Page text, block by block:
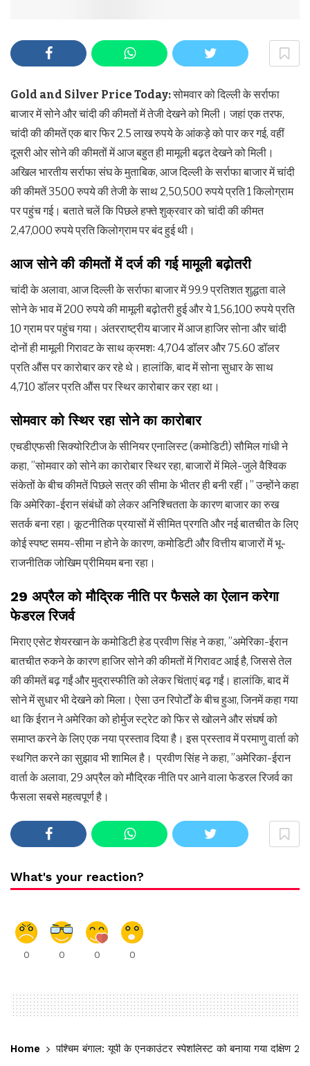
Gold and Silver Price Today:सोमवार को दिल्ली के सर्राफा
बाजार में सोने और चांदी की कीमतों में तेजी देखने को मिली। जहां एक तरफ,
चांदी की कीमतें एक बार फिर 2.5 लाख रुपये के आंकड़े को पार कर गई, वहीं
दूसरी ओर सोने की कीमतों में आज बहुत ही मामूली बढ़त देखने को मिली।
अखिल भारतीय सर्राफा संघ के मुताबिक, आज दिल्ली के सर्राफा बाजार में चांदी
की कीमतें 3500 रुपये की तेजी के साथ 2,50,500 रुपये प्रति 1 किलोग्राम
पर पहुंच गई। बताते चलें कि पिछले हफ्ते शुक्रवार को चांदी की कीमत
2,47,000 रुपये प्रति किलोग्राम पर बंद हुई थी।
आज सोने की कीमतों में दर्ज की गई मामूली बढ़ोतरी
चांदी के अलावा, आज दिल्ली के सर्राफा बाजार में 99.9 प्रतिशत शुद्धता वाले
सोने के भाव में 200 रुपये की मामूली बढ़ोतरी हुई और ये 1,56,100 रुपये प्रति
10 ग्राम पर पहुंच गया। अंतरराष्ट्रीय बाजार में आज हाजिर सोना और चांदी
दोनों ही मामूली गिरावट के साथ क्रमशः 4,704 डॉलर और 75.60 डॉलर
प्रति औंस पर कारोबार कर रहे थे। हालांकि, बाद में सोना सुधार के साथ
4,710 डॉलर प्रति औंस पर स्थिर कारोबार कर रहा था।
सोमवार को स्थिर रहा सोने का कारोबार
एचडीएफसी सिक्योरिटीज के सीनियर एनालिस्ट (कमोडिटी) सौमिल गांधी ने
कहा, ”सोमवार को सोने का कारोबार स्थिर रहा, बाजारों में मिले-जुले वैश्विक
संकेतों के बीच कीमतें पिछले सत्र की सीमा के भीतर ही बनी रहीं।” उन्होंने कहा
कि अमेरिका-ईरान संबंधों को लेकर अनिश्चितता के कारण बाजार का रुख
सतर्क बना रहा। कूटनीतिक प्रयासों में सीमित प्रगति और नई बातचीत के लिए
कोई स्पष्ट समय-सीमा न होने के कारण, कमोडिटी और वित्तीय बाजारों में भू-
राजनीतिक जोखिम प्रीमियम बना रहा।
29 अप्रैल को मौद्रिक नीति पर फैसले का ऐलान करेगा
फेडरल रिजर्व
मिराए एसेट शेयरखान के कमोडिटी हेड प्रवीण सिंह ने कहा, ”अमेरिका-ईरान
बातचीत रुकने के कारण हाजिर सोने की कीमतों में गिरावट आई है, जिससे तेल
की कीमतें बढ़ गईं और मुद्रास्फीति को लेकर चिंताएं बढ़ गईं। हालांकि, बाद में
सोने में सुधार भी देखने को मिला। ऐसा उन रिपोर्टों के बीच हुआ, जिनमें कहा गया
था कि ईरान ने अमेरिका को होर्मुज स्ट्रेट को फिर से खोलने और संघर्ष को
समाप्त करने के लिए एक नया प्रस्ताव दिया है। इस प्रस्ताव में परमाणु वार्ता को
स्थगित करने का सुझाव भी शामिल है। प्रवीण सिंह ने कहा, ”अमेरिका-ईरान
वार्ता के अलावा, 29 अप्रैल को मौद्रिक नीति पर आने वाला फेडरल रिजर्व का
फैसला सबसे महत्वपूर्ण है।
What's your reaction?
0 0 0 0
Home पश्चिम बंगाल: यूपी के एनकाउंटर स्पेशलिस्ट को बनाया गया दक्षिण